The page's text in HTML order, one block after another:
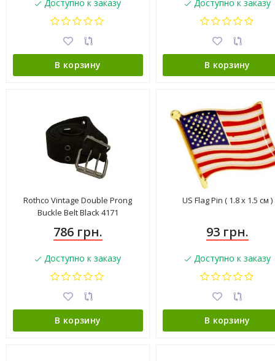
Доступно к заказу
В корзину
Доступно к заказу
В корзину
Rothco Vintage Double Prong
Buckle Belt Black 4171
786 грн.
Доступно к заказу
В корзину
US Flag Pin ( 1.8 х 1.5 см )
93 грн.
Доступно к заказу
В корзину